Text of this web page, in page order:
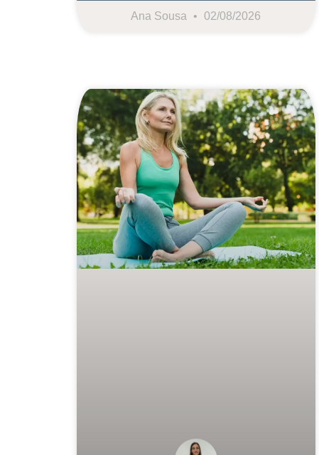
Ana Sousa 02/08/2026